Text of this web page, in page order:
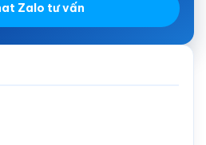
Zalo tư vấn